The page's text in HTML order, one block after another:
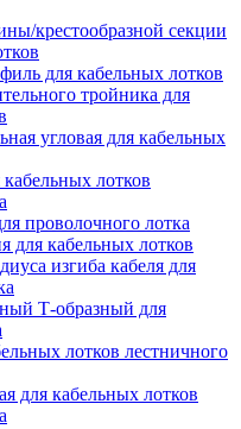
крестообразной секции
для кабельных лотков
тройника для
угловая для кабельных
лотков
проволочного лотка
для кабельных лотков
изгиба кабеля для
Т-образный для
лотков лестничного
для кабельных лотков